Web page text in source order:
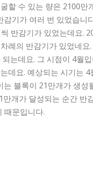
할 수 있는 량은 2100만
감기가 여러 번 있었습니
반감기가 있었는데요.
례의 반감기가 있었네요
는데요. 그 시점이 4월
데요. 예상되는 시기는 4
는 블록이 21만개가 생성
만개가 달성되는 순간 반
때문입니다.